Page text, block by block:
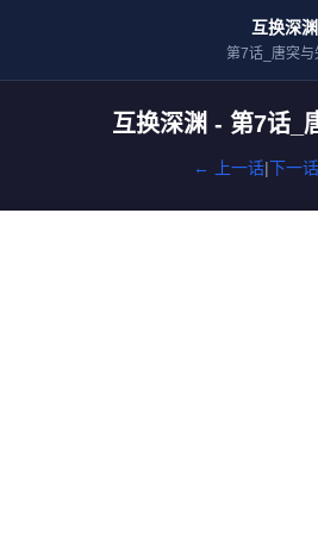
互换深渊
第7话_唐突与
互换深渊 - 第7话_
← 上一话|下一